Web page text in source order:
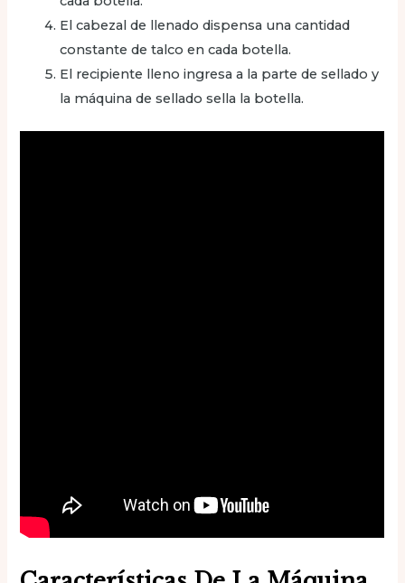
El cabezal de llenado dispensa una cantidad
constante de talco en cada botella.
El recipiente lleno ingresa a la parte de sellado y
la máquina de sellado sella la botella.